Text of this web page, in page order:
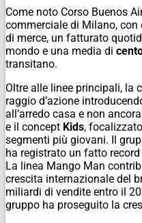
Come noto Corso Buenos
commerciale di Milano,
di merce, un fatturato
mondo e una media di
transitano.
Oltre alle linee principali, la
raggio d’azione
all’arredo casa e non
e il concept Kids,
segmenti più giovani. Il
ha registrato un fatto
La linea Mango Man
crescita internazionale del
miliardi di vendite entro il
gruppo ha proseguito la